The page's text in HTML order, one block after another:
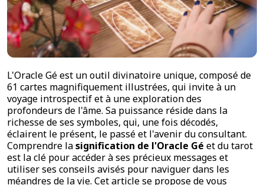
L'Oracle Gé est un outil divinatoire unique, composé de
61 cartes magnifiquement illustrées, qui invite à un
voyage introspectif et à une exploration des
profondeurs de l'âme. Sa puissance réside dans la
richesse de ses symboles, qui, une fois décodés,
éclairent le présent, le passé et l'avenir du consultant.
Comprendre lasignification de l'Oracle Gé et du tarot
est la clé pour accéder à ses précieux messages et
utiliser ses conseils avisés pour naviguer dans les
méandres de la vie. Cet article se propose de vous